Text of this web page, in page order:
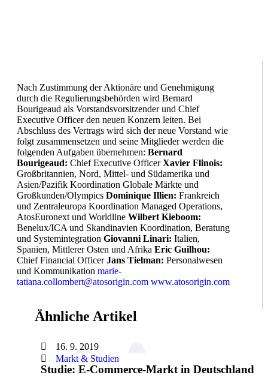
Nach Zustimmung der Aktionäre und Genehmigung
durch die Regulierungsbehörden wird Bernard
Bourigeaud als Vorstandsvorsitzender und Chief
Executive Officer den neuen Konzern leiten. Bei
Abschluss des Vertrags wird sich der neue Vorstand wie
folgt zusammensetzen und seine Mitglieder werden die
folgenden Aufgaben übernehmen: Bernard
Bourigeaud: Chief Executive OfficerXavier Flinois:
Großbritannien, Nord, Mittel- und Südamerika und
Asien/Pazifik Koordination Globale Märkte und
Großkunden/Olympics Dominique Illien: Frankreich
und Zentraleuropa Koordination Managed Operations,
AtosEuronext und Worldline Wilbert Kieboom:
Benelux/ICA und Skandinavien Koordination, Beratung
und Systemintegration Giovanni Linari: Italien,
Spanien, Mittlerer Osten und Afrika Eric Guilhou:
Chief Financial OfficerJans Tielman: Personalwesen
und Kommunikation marie-
tatiana.collombert@atosorigin.com www.atosorigin.com
Ähnliche Artikel
16. 9. 2019
Markt & Studien
Studie: E-Commerce-Markt in Deutschland